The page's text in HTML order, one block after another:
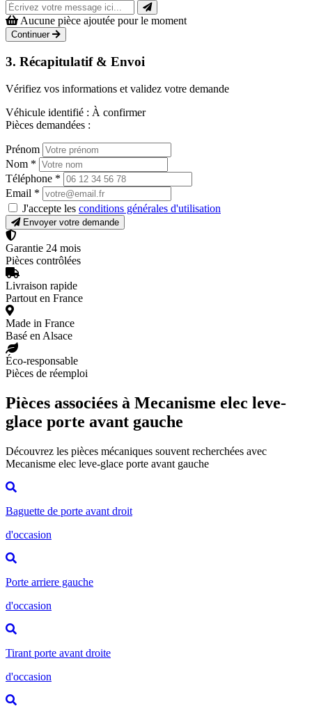
Aucune pièce ajoutée pour le moment
Continuer
3. Récapitulatif & Envoi
Vérifiez vos informations et validez votre demande
Véhicule identifié : À confirmer
Pièces demandées :
Prénom
Nom *
Téléphone *
Email *
J'accepte les conditions générales d'utilisation
Envoyer votre demande
Garantie 24 mois
Pièces contrôlées
Livraison rapide
Partout en France
Made in France
Basé en Alsace
Éco-responsable
Pièces de réemploi
Pièces associées à Mecanisme elec leve-
glace porte avant gauche
Découvrez les pièces mécaniques souvent recherchées avec
Mecanisme elec leve-glace porte avant gauche
Baguette de porte avant droit
d'occasion
Porte arriere gauche
d'occasion
Tirant porte avant droite
d'occasion